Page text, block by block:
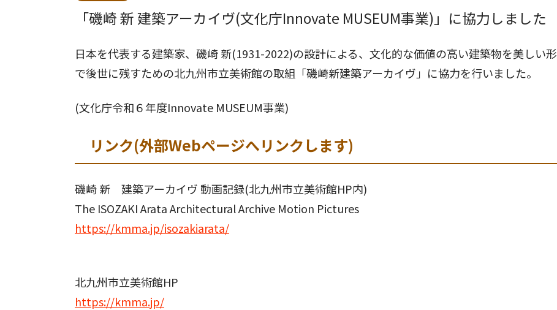
「磯崎 新 建築アーカイヴ(文化庁Innovate MUSEUM事業)」に協力しました
日本を代表する建築家、磯崎 新(1931-2022)の設計による、文化的な価値の高い建築物を美しい形
で後世に残すための北九州市立美術館の取組「磯崎新建築アーカイヴ」に協力を行いました。
(文化庁令和６年度Innovate MUSEUM事業)
リンク(外部Webページへリンクします)
磯崎 新 建築アーカイヴ 動画記録(北九州市立美術館HP内)
The ISOZAKI Arata Architectural Archive Motion Pictures
https://kmma.jp/isozakiarata/
北九州市立美術館HP
https://kmma.jp/